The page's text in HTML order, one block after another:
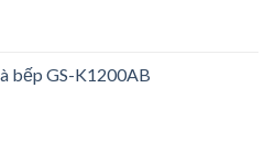
bếp GS-K1200AB